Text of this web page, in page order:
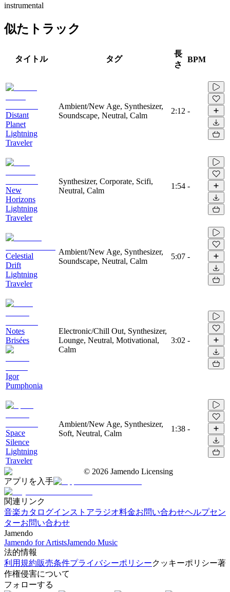
instrumental
似たトラック
タイトル タグ
長
さ
BPM
Distant
Planet
Lightning
Traveler
Ambient/New Age, Synthesizer,
Soundscape, Neutral, Calm
2:12 -
New
Horizons
Lightning
Traveler
Synthesizer, Corporate, Scifi,
Neutral, Calm
1:54 -
Celestial
Drift
Lightning
Traveler
Ambient/New Age, Synthesizer,
Soundscape, Neutral, Calm
5:07 -
Notes
Brisées
Igor
Pumphonia
Electronic/Chill Out, Synthesizer,
Lounge, Neutral, Motivational,
Calm
3:02 -
Space
Silence
Lightning
Traveler
Ambient/New Age, Synthesizer,
Soft, Neutral, Calm
1:38 -
© 2026 Jamendo Licensing
アプリを入手
関連リンク
音楽カタログインストアラジオ料金お問い合わせヘルプセン
ターお問い合わせ
Jamendo
Jamendo for ArtistsJamendo Music
法的情報
利用規約販売条件プライバシーポリシークッキーポリシー著
作権侵害について
フォローする